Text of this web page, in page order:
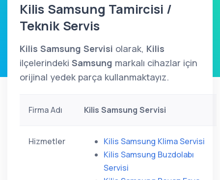
Kilis Samsung Tamircisi /
Teknik Servis
Kilis Samsung Servisi olarak, Kilis
ilçelerindeki Samsung markalı cihazlar için
orijinal yedek parça kullanmaktayız.
Firma Adı Kilis Samsung Servisi
Hizmetler
Kilis Samsung Klima Servisi
Kilis Samsung Buzdolabı
Servisi